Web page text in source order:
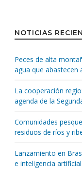
NOTICIAS
Peces de alta
agua que abastecen
La cooperación
agenda de la
Comunidades
residuos de ríos y
Lanzamiento en
e inteligencia